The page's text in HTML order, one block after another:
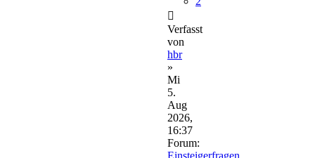
Verfasst
von
hbr
»
Mi
5.
Aug
2026,
16:37
Forum: